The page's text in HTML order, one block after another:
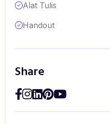
Alat Tulis
Handout
Share